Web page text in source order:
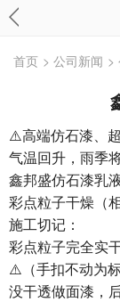
首页 > 公司新闻 >
⚠️高端仿石漆、
气温回升，雨季
鑫邦盛仿石漆乳
彩点粒子干燥（
施工切记：
彩点粒子完全实
⚠️（手扣不动为
没干透做面漆，